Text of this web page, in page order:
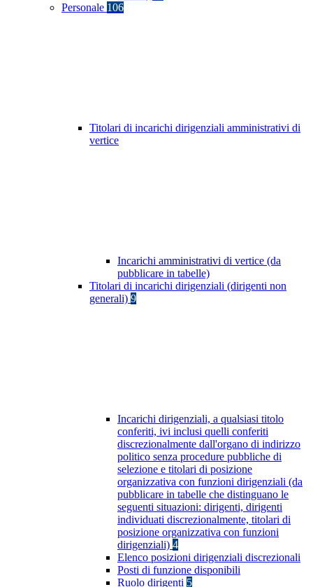
Personale 106
Titolari di incarichi dirigenziali amministrativi di
vertice
Incarichi amministrativi di vertice (da
pubblicare in tabelle)
Titolari di incarichi dirigenziali (dirigenti non
generali) 9
Incarichi dirigenziali, a qualsiasi titolo
conferiti, ivi inclusi quelli conferiti
discrezionalmente dall'organo di indirizzo
politico senza procedure pubbliche di
selezione e titolari di posizione
organizzativa con funzioni dirigenziali (da
pubblicare in tabelle che distinguano le
seguenti situazioni: dirigenti, dirigenti
individuati discrezionalmente, titolari di
posizione organizzativa con funzioni
dirigenziali) 4
Elenco posizioni dirigenziali discrezionali
Posti di funzione disponibili
Ruolo dirigenti 5